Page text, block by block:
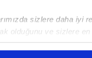
sizlere daha iyi
olduğunu ve sizlere en
maliyetlerimizi